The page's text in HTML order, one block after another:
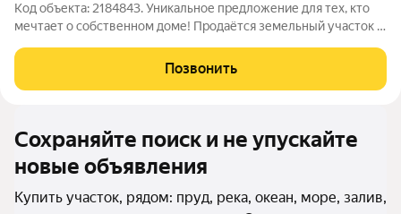
Код объекта: 2184843. Уникальное предложение для тех, кто
мечтает о собственном доме! Продаётся земельный участок в
жилищного строительства. Участок площадью 13 соток имеет
удобный подъезд по
Позвонить
Сохраняйте поиск и не упускайте
новые объявления
Купить участок, рядом: пруд, река, океан, море, залив,